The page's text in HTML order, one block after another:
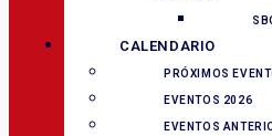
CALENDARIO
PRÓXIMOS
EVENTOS 2026
EVENTOS